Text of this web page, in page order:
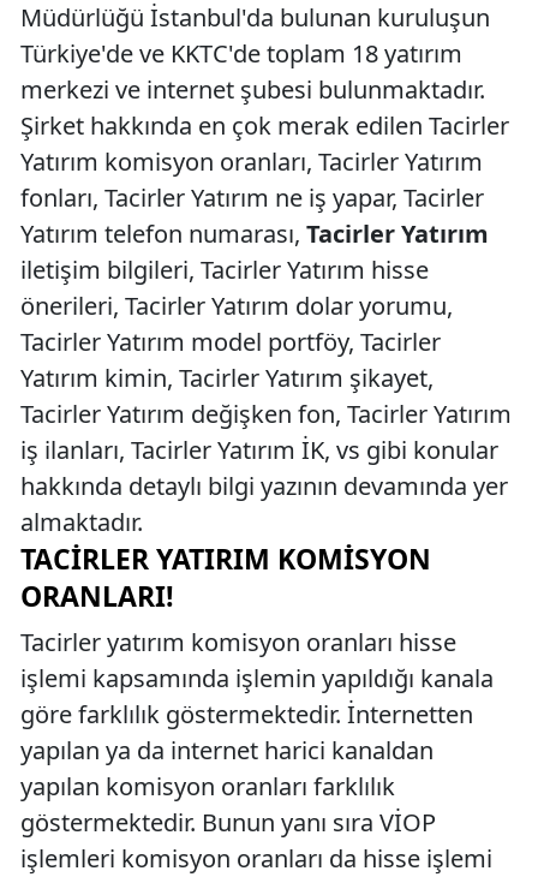
Müdürlüğü İstanbul'da bulunan kuruluşun
Türkiye'de ve KKTC'de toplam 18 yatırım
merkezi ve internet şubesi bulunmaktadır.
Şirket hakkında en çok merak edilen Tacirler
Yatırım komisyon oranları, Tacirler Yatırım
fonları, Tacirler Yatırım ne iş yapar, Tacirler
Yatırım telefon numarası, Tacirler Yatırım
iletişim bilgileri, Tacirler Yatırım hisse
önerileri, Tacirler Yatırım dolar yorumu,
Tacirler Yatırım model portföy, Tacirler
Yatırım kimin, Tacirler Yatırım şikayet,
Tacirler Yatırım değişken fon, Tacirler Yatırım
iş ilanları, Tacirler Yatırım İK, vs gibi konular
hakkında detaylı bilgi yazının devamında yer
almaktadır.
TACIRLER YATIRIM KOMISYON
ORANLARI!
Tacirler yatırım komisyon oranları hisse
işlemi kapsamında işlemin yapıldığı kanala
göre farklılık göstermektedir. İnternetten
yapılan ya da internet harici kanaldan
yapılan komisyon oranları farklılık
göstermektedir. Bunun yanı sıra VİOP
işlemleri komisyon oranları da hisse işlemi